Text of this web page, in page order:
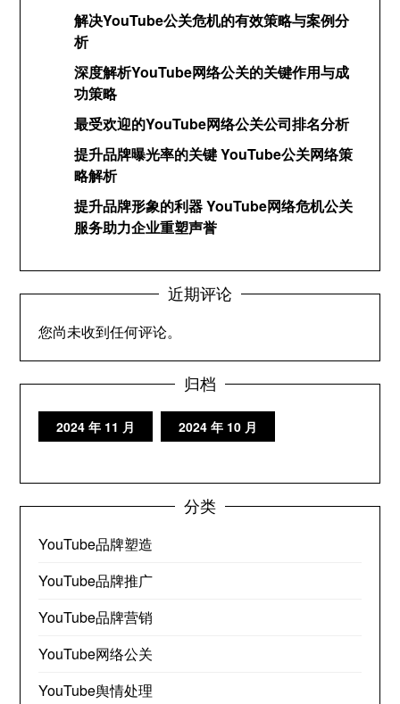
解决YouTube公关危机的有效策略与案例分
析
深度解析YouTube网络公关的关键作用与成
功策略
最受欢迎的YouTube网络公关公司排名分析
提升品牌曝光率的关键 YouTube公关网络策
略解析
提升品牌形象的利器 YouTube网络危机公关
服务助力企业重塑声誉
近期评论
您尚未收到任何评论。
归档
2024 年 11 月 2024 年 10 月
分类
YouTube品牌塑造
YouTube品牌推广
YouTube品牌营销
YouTube网络公关
YouTube舆情处理